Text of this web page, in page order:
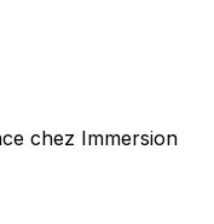
chez Immersion